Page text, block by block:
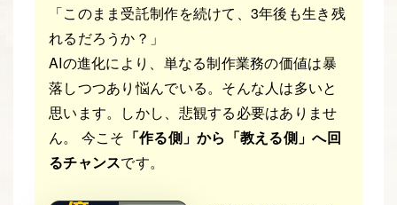
「このまま受託制作を続けて、3年後も生き残
れるだろうか？」
AIの進化により、単なる制作業務の価値は暴
落しつつあり悩んでいる。そんな人は多いと
思います。しかし、悲観する必要はありませ
ん。 今こそ 「作る側」から「教える側」へ回
るチャンスです。
AL STO